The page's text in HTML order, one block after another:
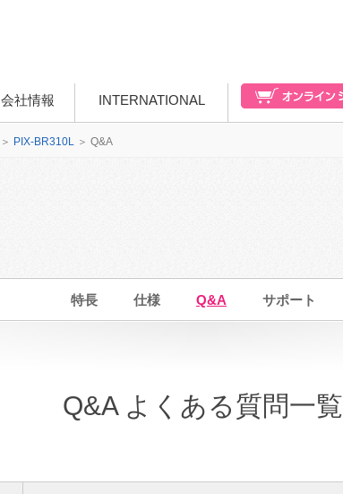
会社情報 INTERNATIONAL
＞ PIX-BR310L ＞ Q&A
特長 仕様 Q&A サポート
Q&A よくある質問一覧